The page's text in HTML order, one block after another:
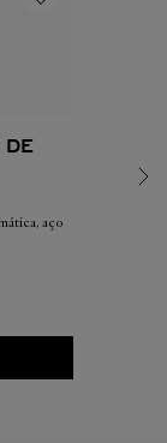
DE
aço